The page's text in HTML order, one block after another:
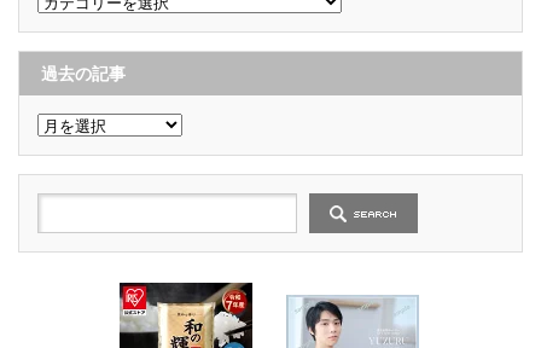
テ
ゴ
リ
ー
過去の記事
過
去
の
記
事